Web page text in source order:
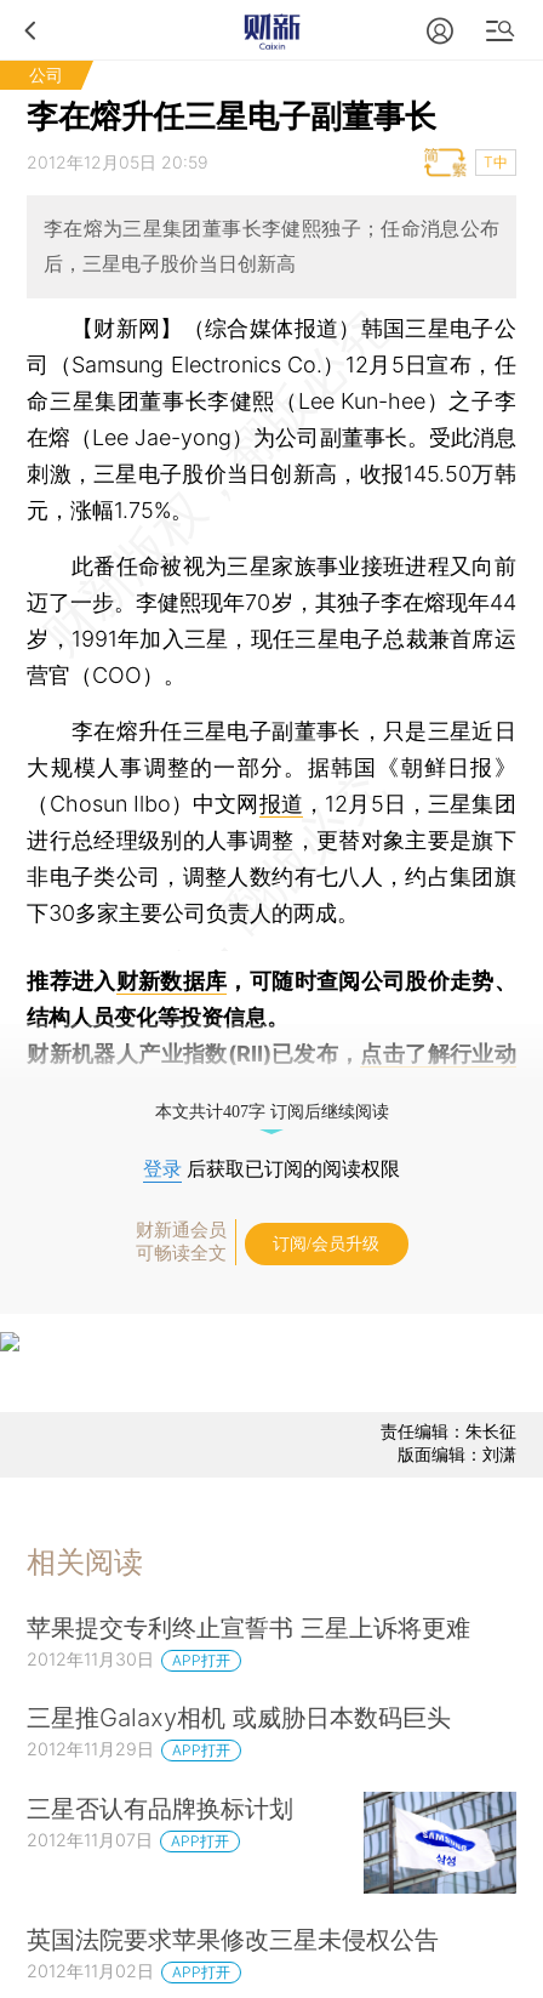
公司
李在熔升任三星电子副董事长
2012年12月05日 20:59 T中
李在熔为三星集团董事长李健熙独子；任命消息公布
后，三星电子股价当日创新高
【财新网】（综合媒体报道） 韩国三星电子公
司（Samsung Electronics Co.）12月5日宣布，任
命三星集团董事长李健熙（Lee Kun-hee）之子李
在熔（Lee Jae-yong）为公司副董事长。受此消息
刺激，三星电子股价当日创新高，收报145.50万韩
元，涨幅1.75%。
此番任命被视为三星家族事业接班进程又向前
迈了一步。李健熙现年70岁，其独子李在熔现年44
岁，1991年加入三星，现任三星电子总裁兼首席运
营官（COO）。
李在熔升任三星电子副董事长，只是三星近日
大规模人事调整的一部分。据韩国《朝鲜日报》
（Chosun Ilbo）中文网报道 ，12月5日，三星集团
进行总经理级别的人事调整，更替对象主要是旗下
非电子类公司，调整人数约有七八人，约占集团旗
下30多家主要公司负责人的两成。
推荐进入财新数据库 ，可随时查阅公司股价走势、
结构人员变化等投资信息。
财新机器人产业指数(RII)已发布， 点击了解行业动
本文共计407字 订阅后继续阅读
登录 后获取已订阅的阅读权限
财新通会员
可畅读全文
订阅/会员升级
责任编辑：朱长征
版面编辑：刘潇
相关阅读
苹果提交专利终止宣誓书 三星上诉将更难
2012年11月30日 APP打开
三星推Galaxy相机 或威胁日本数码巨头
2012年11月29日 APP打开
三星否认有品牌换标计划
2012年11月07日 APP打开
英国法院要求苹果修改三星未侵权公告
2012年11月02日 APP打开